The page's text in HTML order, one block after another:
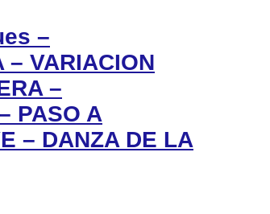
–
VARIACION
–
PASO A
– DANZA DE LA